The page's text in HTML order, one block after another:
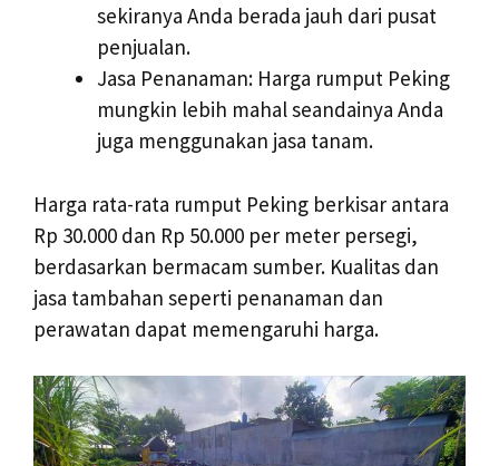
sekiranya Anda berada jauh dari pusat
penjualan.
Jasa Penanaman: Harga rumput Peking
mungkin lebih mahal seandainya Anda
juga menggunakan jasa tanam.
Harga rata-rata rumput Peking berkisar antara
Rp 30.000 dan Rp 50.000 per meter persegi,
berdasarkan bermacam sumber. Kualitas dan
jasa tambahan seperti penanaman dan
perawatan dapat memengaruhi harga.